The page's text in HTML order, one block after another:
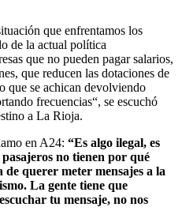
que enfrentamos los
de la actual política
que no pueden pagar salarios,
que reducen las dotaciones de
que se achican devolviendo
frecuencias“, se escuchó
a La Rioja.
en A24: “Es algo ilegal, es
no tienen por qué
de querer meter mensajes a la
La gente tiene que
tu mensaje, no nos